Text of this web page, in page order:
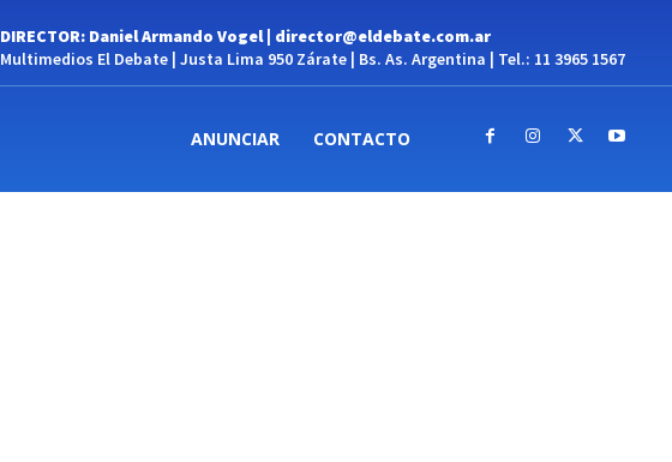
DIRECTOR: Daniel Armando Vogel | director@eldebate.com.ar
Multimedios El Debate | Justa Lima 950 Zárate | Bs. As. Argentina | Tel.: 11 3965 1567
ANUNCIAR CONTACTO